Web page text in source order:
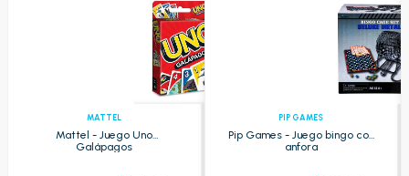
MATTEL
Mattel - Juego Uno
Galápagos
PIP GAMES
Pip Games - Juego bingo con
anfora